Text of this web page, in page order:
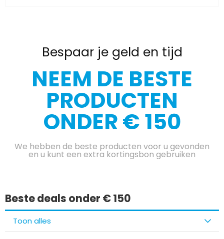
Bespaar je geld en tijd
NEEM DE BESTE
PRODUCTEN
ONDER € 150
We hebben de beste producten voor u gevonden
en u kunt een extra kortingsbon gebruiken
Beste deals onder € 150
Toon alles